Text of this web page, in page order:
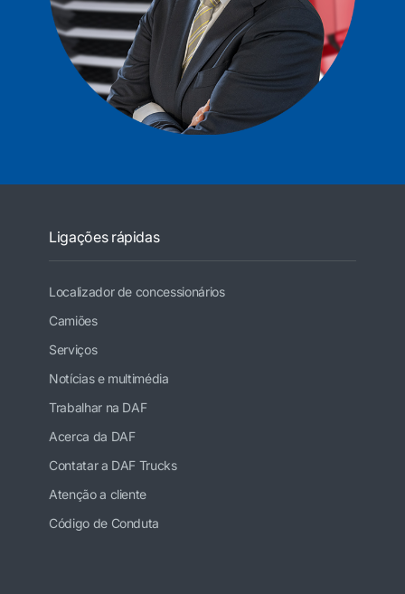
Ligações rápidas
Localizador de concessionários
Camiões
Serviços
Notícias e multimédia
Trabalhar na DAF
Acerca da DAF
Contatar a DAF Trucks
Atenção a cliente
Código de Conduta